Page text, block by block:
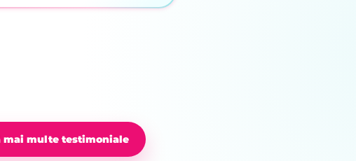
mai multe testimoniale